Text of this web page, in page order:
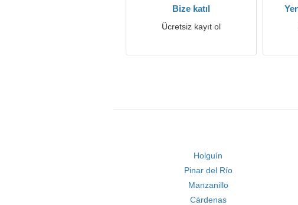
Bize katıl
Ücretsiz kayıt ol
Holguín
Pinar del Río
Manzanillo
Cárdenas